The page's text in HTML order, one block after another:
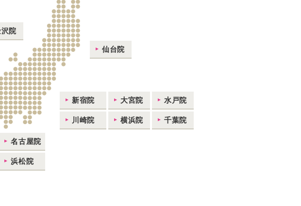
新宿院 大宮院 水戸院
川崎院 横浜院 千葉院
仙台院
名古屋院
浜松院
院